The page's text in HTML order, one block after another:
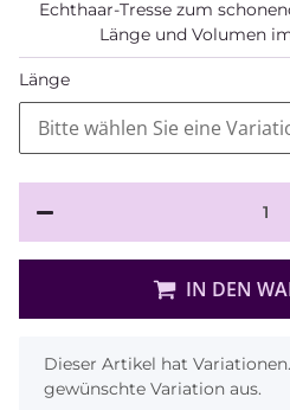
Echthaar-Tresse zum
Länge und Volumen
Länge
Bitte wählen Sie eine
IN DEN
x
Dieser Artikel hat
gewünschte Variation aus.